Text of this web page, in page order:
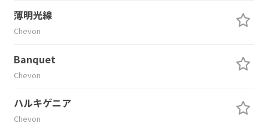
薄明光線
Chevon
Banquet
Chevon
ハルキゲニア
Chevon